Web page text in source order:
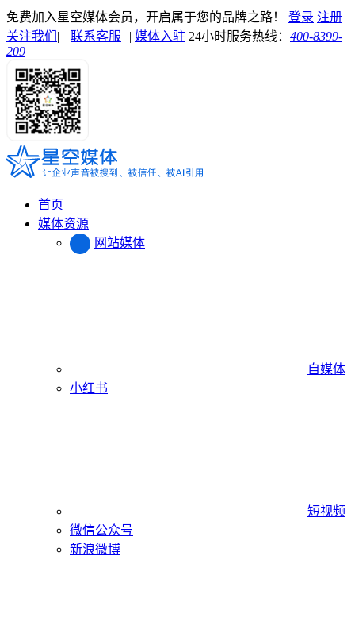
免费加入星空媒体会员，开启属于您的品牌之路！ 登录 注册
关注我们 | 联系客服 | 媒体入驻 24小时服务热线： 400-8399-
209
首页
媒体资源
网站媒体
自媒体
小红书
短视频
微信公众号
新浪微博